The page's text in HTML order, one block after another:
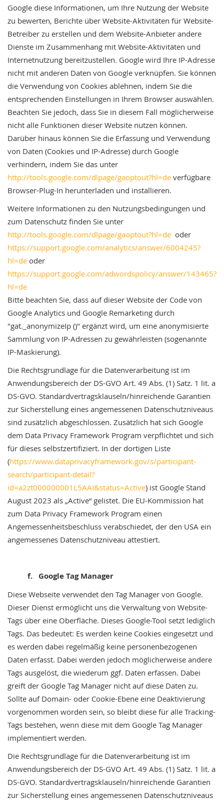
Google diese Informationen, um Ihre Nutzung der Website
zu bewerten, Berichte über Website-Aktivitäten für Website-
Betreiber zu erstellen und dem Website-Anbieter andere
Dienste im Zusammenhang mit Website-Aktivitäten und
Internetnutzung bereitzustellen. Google wird Ihre IP-Adresse
nicht mit anderen Daten von Google verknüpfen. Sie können
die Verwendung von Cookies ablehnen, indem Sie die
entsprechenden Einstellungen in Ihrem Browser auswählen.
Beachten Sie jedoch, dass Sie in diesem Fall möglicherweise
nicht alle Funktionen dieser Website nutzen können.
Darüber hinaus können Sie die Erfassung und Verwendung
von Daten (Cookies und IP-Adresse) durch Google
verhindern, indem Sie das unter
http://tools.google.com/dlpage/gaoptout?hl=de verfügbare
Browser-Plug-In herunterladen und installieren.
Weitere Informationen zu den Nutzungsbedingungen und
zum Datenschutz finden Sie unter
http://tools.google.com/dlpage/gaoptout?hl=de oder
https://support.google.com/analytics/answer/6004245?
hl=de oder
https://support.google.com/adwordspolicy/answer/143465?
hl=de
Bitte beachten Sie, dass auf dieser Website der Code von
Google Analytics und Google Remarketing durch
"gat._anonymizeIp ()" ergänzt wird, um eine anonymisierte
Sammlung von IP-Adressen zu gewährleisten (sogenannte
IP-Maskierung).
Die Rechtsgrundlage für die Datenverarbeitung ist im
Anwendungsbereich der DS-GVO Art. 49 Abs. (1) Satz. 1 lit. a
DS-GVO. Standardvertragsklauseln/hinreichende Garantien
zur Sicherstellung eines angemessenen Datenschutzniveaus
sind zusätzlich abgeschlossen. Zusätzlich hat sich Google
dem Data Privacy Framework Program verpflichtet und sich
für dieses selbstzertifiziert. In der dortigen Liste
(https://www.dataprivacyframework.gov/s/participant-
search/participant-detail?
id=a2zt000000001L5AAI&status=Active) ist Google Stand
August 2023 als „Active“ gelistet. Die EU-Kommission hat
zum Data Privacy Framework Program einen
Angemessenheitsbeschluss verabschiedet, der den USA ein
angemessenes Datenschutzniveau attestiert.
f. Google Tag Manager
Diese Webseite verwendet den Tag Manager von Google.
Dieser Dienst ermöglicht uns die Verwaltung von Website-
Tags über eine Oberfläche. Dieses Google-Tool setzt lediglich
Tags. Das bedeutet: Es werden keine Cookies eingesetzt und
es werden dabei regelmäßig keine personenbezogenen
Daten erfasst. Dabei werden jedoch möglicherweise andere
Tags ausgelöst, die wiederum ggf. Daten erfassen. Dabei
greift der Google Tag Manager nicht auf diese Daten zu.
Sollte auf Domain- oder Cookie-Ebene eine Deaktivierung
vorgenommen worden sein, so bleibt diese für alle Tracking-
Tags bestehen, wenn diese mit dem Google Tag Manager
implementiert werden.
Die Rechtsgrundlage für die Datenverarbeitung ist im
Anwendungsbereich der DS-GVO Art. 49 Abs. (1) Satz. 1 lit. a
DS-GVO. Standardvertragsklauseln/hinreichende Garantien
zur Sicherstellung eines angemessenen Datenschutzniveaus